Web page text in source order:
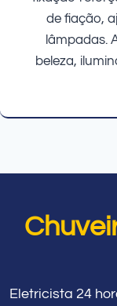
de fiação,
lâmpadas.
beleza,
Eletricista 24